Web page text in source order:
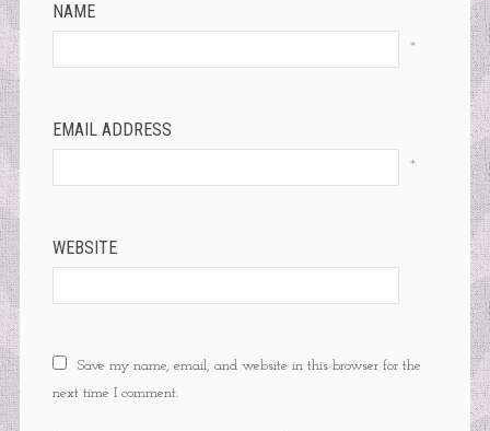
NAME
*
EMAIL ADDRESS
*
WEBSITE
Save my name, email, and website in this browser for the
next time I comment.